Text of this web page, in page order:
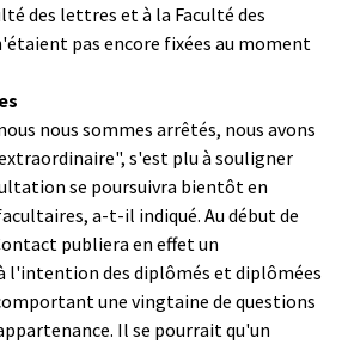
des lettres et à la Faculté des
pas encore fixées au moment
nous sommes arrêtés, nous avons
s'est plu à souligner
se poursuivra bientôt en
a-t-il indiqué. Au début de
publiera en effet un
l'intention des diplômés et diplômées
une vingtaine de questions
Il se pourrait qu'un